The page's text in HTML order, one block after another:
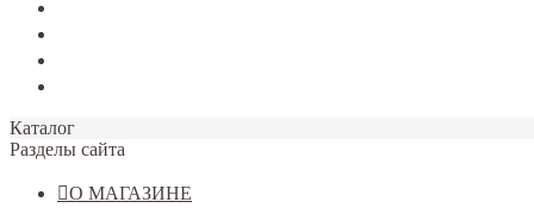
Каталог
Разделы сайта
О МАГАЗИНЕ